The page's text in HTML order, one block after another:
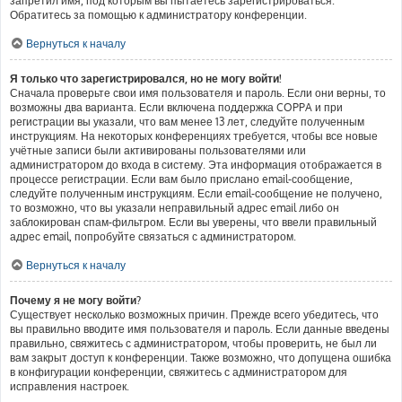
Обратитесь за помощью к администратору конференции.
Вернуться к началу
Я только что зарегистрировался, но не могу войти!
Сначала проверьте свои имя пользователя и пароль. Если они верны, то
возможны два варианта. Если включена поддержка COPPA и при
регистрации вы указали, что вам менее 13 лет, следуйте полученным
инструкциям. На некоторых конференциях требуется, чтобы все новые
учётные записи были активированы пользователями или
администратором до входа в систему. Эта информация отображается в
процессе регистрации. Если вам было прислано email-сообщение,
следуйте полученным инструкциям. Если email-сообщение не получено,
то возможно, что вы указали неправильный адрес email либо он
заблокирован спам-фильтром. Если вы уверены, что ввели правильный
адрес email, попробуйте связаться с администратором.
Вернуться к началу
Почему я не могу войти?
Существует несколько возможных причин. Прежде всего убедитесь, что
вы правильно вводите имя пользователя и пароль. Если данные введены
правильно, свяжитесь с администратором, чтобы проверить, не был ли
вам закрыт доступ к конференции. Также возможно, что допущена ошибка
в конфигурации конференции, свяжитесь с администратором для
исправления настроек.